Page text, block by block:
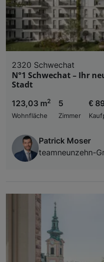
2320 Schwechat
N°1 Schwechat – Ihr
Stadt
123,03 m2
Wohnfläche
5
Zimmer
€
Patrick Moser
teamneunzehn-